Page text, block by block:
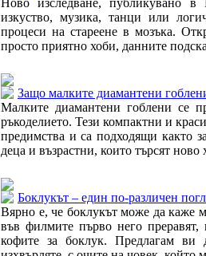
изкуство, музика, танци или
процеси на стареене в мозъка.
просто приятно хоби, данните
Защо малките диамантени
Малките диамантени гоблени се
ръкоделието. Тези компактни и
предимства и са подходящи както
деца и възрастни, които търсят ново
Боклукът – един по-различен
Вярно е, че боклукът може да каже
във филмите първо него преравят,
кофите за боклук. Предлагам ви